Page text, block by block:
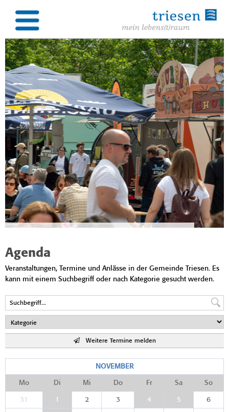
Agenda
Veranstaltungen, Termine und Anlässe in der Gemeinde Triesen. Es
kann mit einem Suchbegriff oder nach Kategorie gesucht werden.
Weitere Termine melden
NOVEMBER
Mo Di Mi Do Fr Sa So
31 1 2 3 4 5 6